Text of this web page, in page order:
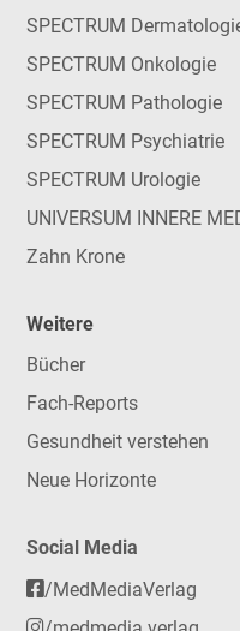
SPECTRUM
SPECTRUM Onkologie
SPECTRUM Pathologie
SPECTRUM Psychiatrie
SPECTRUM Urologie
UNIVERSUM INNERE
Zahn Krone
Weitere
Bücher
Fach-Reports
Gesundheit verstehen
Neue Horizonte
Social Media
/MedMediaVerlag